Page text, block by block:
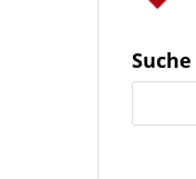
Suche